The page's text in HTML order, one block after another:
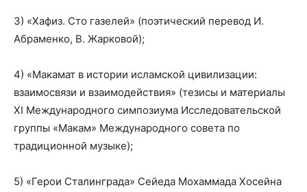
3) «Хафиз. Сто газелей» (поэтический перевод И.
Абраменко, В. Жарковой);
4) «Макамат в истории исламской цивилизации:
взаимосвязи и взаимодействия» (тезисы и материалы
XI Международного симпозиума Исследовательской
группы «Макам» Международного совета по
традиционной музыке);
5) «Герои Сталинграда» Сейеда Мохаммада Хосейна